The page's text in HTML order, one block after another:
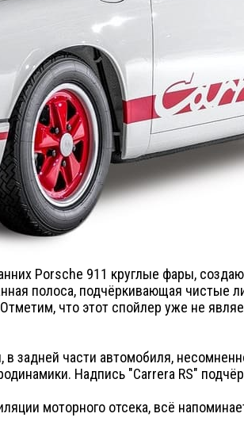
Porsche 911 круглые фары,
полоса, подчёркивающая чистые
что этот спойлер уже не
задней части автомобиля,
Надпись "Carrera RS"
моторного отсека, всё